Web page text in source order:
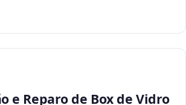
e Reparo de Box de Vidro